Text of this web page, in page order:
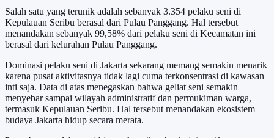
Salah satu yang terunik adalah sebanyak 3.354 pelaku seni di
Kepulauan Seribu berasal dari Pulau Panggang. Hal tersebut
menandakan sebanyak 99,58% dari pelaku seni di Kecamatan ini
berasal dari kelurahan Pulau Panggang.
Dominasi pelaku seni di Jakarta sekarang memang semakin menarik
karena pusat aktivitasnya tidak lagi cuma terkonsentrasi di kawasan
inti saja. Data di atas menegaskan bahwa geliat seni semakin
menyebar sampai wilayah administratif dan permukiman warga,
termasuk Kepulauan Seribu. Hal tersebut menandakan ekosistem
budaya Jakarta hidup secara merata.